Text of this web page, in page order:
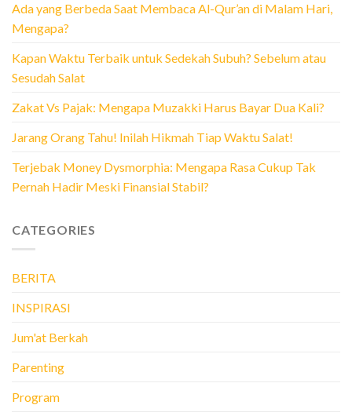
Ada yang Berbeda Saat Membaca Al-Qur’an di Malam Hari,
Mengapa?
Kapan Waktu Terbaik untuk Sedekah Subuh? Sebelum atau
Sesudah Salat
Zakat Vs Pajak: Mengapa Muzakki Harus Bayar Dua Kali?
Jarang Orang Tahu! Inilah Hikmah Tiap Waktu Salat!
Terjebak Money Dysmorphia: Mengapa Rasa Cukup Tak
Pernah Hadir Meski Finansial Stabil?
CATEGORIES
BERITA
INSPIRASI
Jum'at Berkah
Parenting
Program